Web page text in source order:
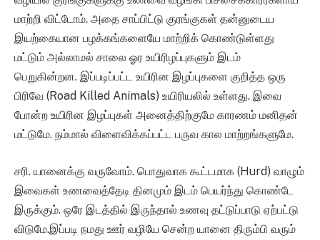
மாற்றி விட்டோம். அதை சாப்பிட்டு குரங்குகள் தன்னுடைய
இயற்கையான பழக்கங்களையே மாற்றிக் கொண்டுள்ளது
மட்டும் அல்லாமல் சாலை ஓர உயிரிழப்புகளும் இடம்
பெறுகின்றன. இப்படிப்பட்ட உயிரின இழப்புகளை குறித்த ஒரு
பிரிவே (Road Killed Animals) உயிரியலில் உள்ளது. இவை
போன்ற உயிரின இழப்புகள் அனைத்திற்குமே காரணம் மனிதன்
மட்டுமே. நம்மால் விளைவிக்கப்பட்ட பருவ கால மாற்றங்களுமே.
சரி. யானைக்கு வருவோம். பொதுவாக கூட்டமாக (Hurd) வாழும்
இவைகள் உணவைத்தேடி தினமும் இடம் பெயர்ந்து கொண்டே
இருக்கும். ஒரே இடத்தில் இருந்தால் உணவு தட்டுப்பாடு ஏற்பட்டு
விடுமே.இப்படி நமது ஊர் வழியே சென்ற யானை திரும்பி வரும்